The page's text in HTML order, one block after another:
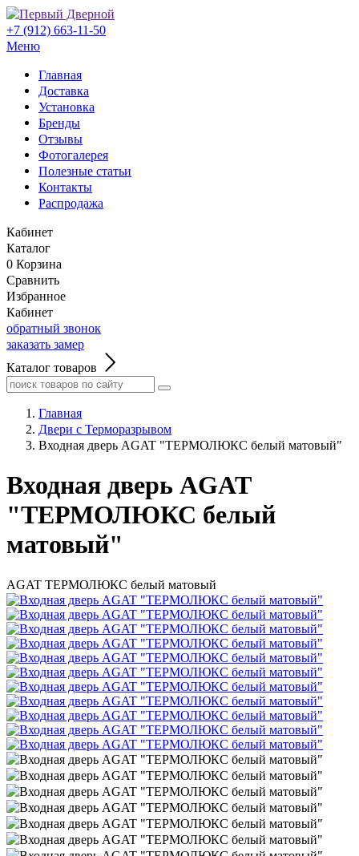
+7 (912) 663-11-50
Меню
Главная
Доставка
Установка
Бренды
Отзывы
Фотогалерея
Полезные статьи
Контакты
Распродажа
Кабинет
Каталог
0 Корзина
Сравнить
Избранное
Кабинет
обратный звонок
заказать замер
Каталог товаров
Главная
Двери с Терморазрывом
Входная дверь AGAT "ТЕРМОЛЮКС белый матовый"
Входная дверь AGAT
"ТЕРМОЛЮКС белый
матовый"
AGAT ТЕРМОЛЮКС белый матовый